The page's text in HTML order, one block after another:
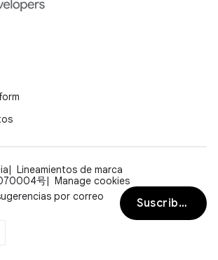
Lineamientos de marca
号
Manage cookies
por correo
Suscribirse